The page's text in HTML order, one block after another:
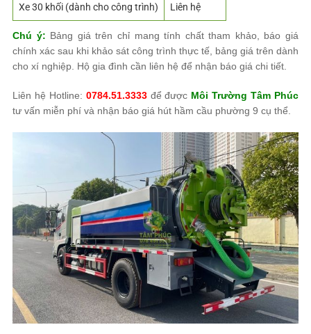
Xe 30 khối (dành cho công trình) Liên hệ
Chú ý: Bảng giá trên chỉ mang tính chất tham khảo, báo giá
chính xác sau khi khảo sát công trình thực tế, bảng giá trên dành
cho xí nghiệp. Hộ gia đình cần liên hệ để nhận báo giá chi tiết.
Liên hệ Hotline: 0784.51.3333để được Môi Trường Tâm Phúc
tư vấn miễn phí và nhận báo giá hút hầm cầu phường 9 cụ thể.